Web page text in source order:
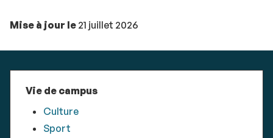
Mise à jour le 21 juillet 2026
Vie de campus
Culture
Sport